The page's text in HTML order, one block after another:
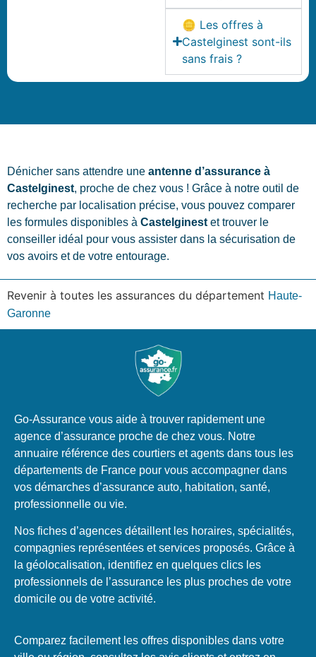
🪙 Les offres à
Castelginest sont-ils
sans frais ?
Dénicher sans attendre une antenne d’assurance à
Castelginest, proche de chez vous ! Grâce à notre outil de
recherche par localisation précise, vous pouvez comparer
les formules disponibles à Castelginest et trouver le
conseiller idéal pour vous assister dans la sécurisation de
vos avoirs et de votre entourage.
Revenir à toutes les assurances du département Haute-
Garonne
Go-Assurance vous aide à trouver rapidement une
agence d’assurance proche de chez vous. Notre
annuaire référence des courtiers et agents dans tous les
départements de France pour vous accompagner dans
vos démarches d’assurance auto, habitation, santé,
professionnelle ou vie.
Nos fiches d’agences détaillent les horaires, spécialités,
compagnies représentées et services proposés. Grâce à
la géolocalisation, identifiez en quelques clics les
professionnels de l’assurance les plus proches de votre
domicile ou de votre activité.
Comparez facilement les offres disponibles dans votre